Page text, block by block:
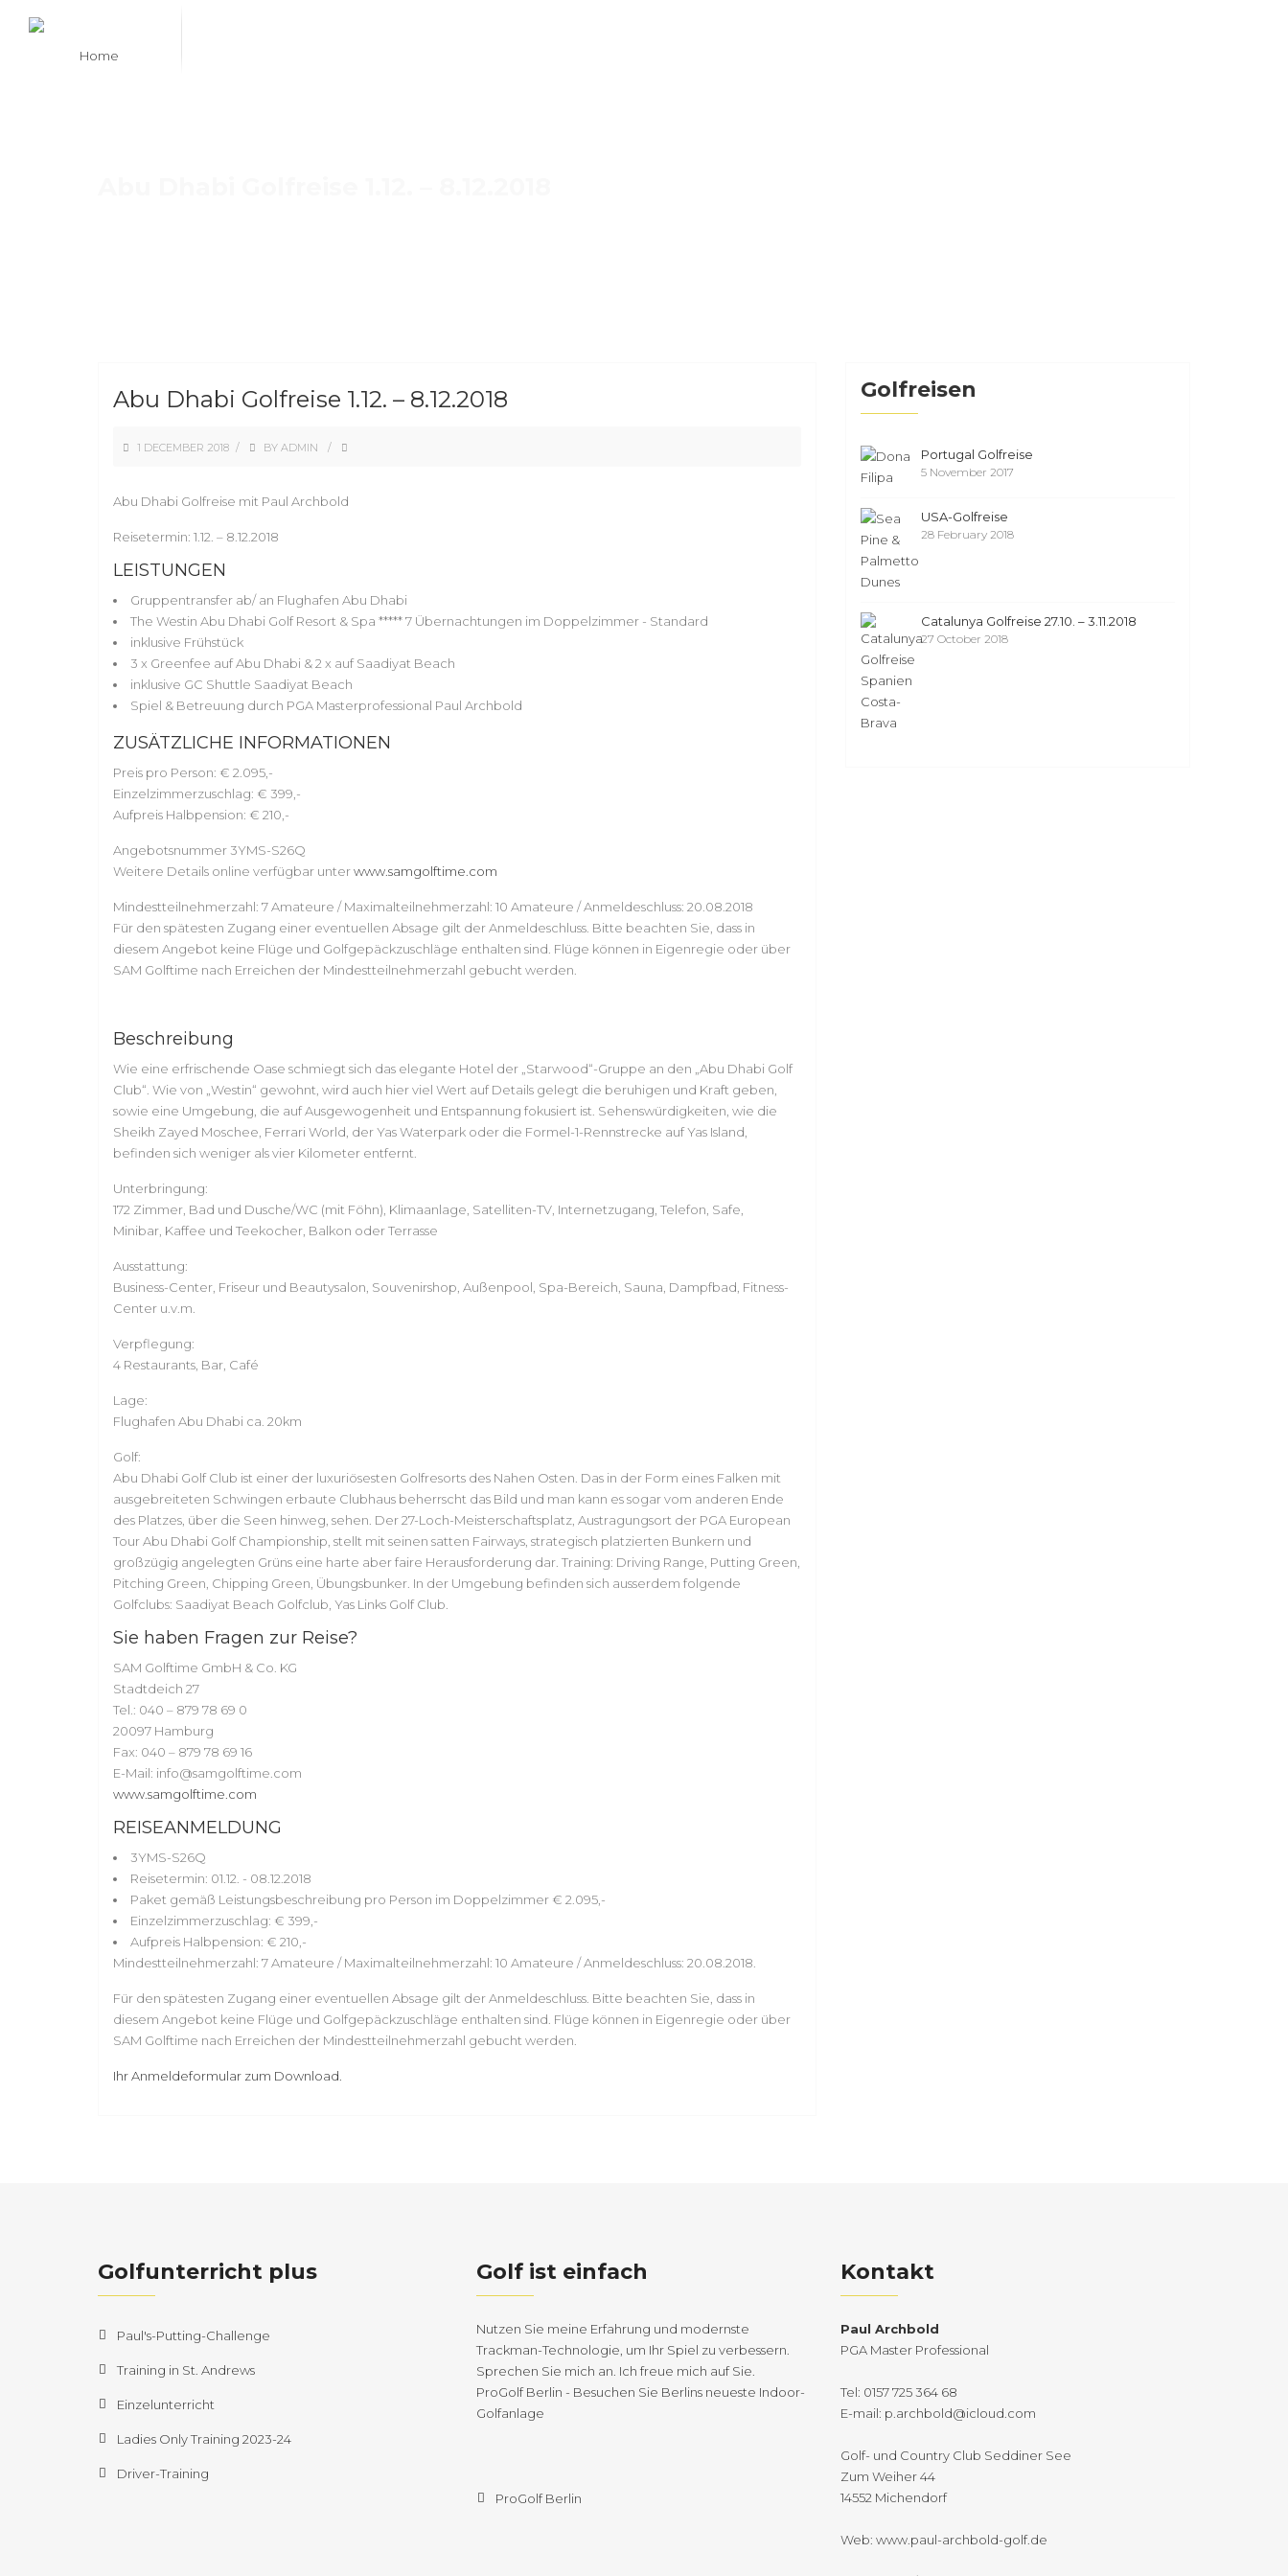
Abu Dhabi Golfreise 1.12. – 8.12.2018
1 DECEMBER 2018 BY ADMIN
Abu Dhabi Golfreise mit Paul Archbold
Reisetermin: 1.12. – 8.12.2018
LEISTUNGEN
Gruppentransfer ab/ an Flughafen Abu Dhabi
The Westin Abu Dhabi Golf Resort & Spa ***** 7 Übernachtungen im Doppelzimmer - Standard
inklusive Frühstück
3 x Greenfee auf Abu Dhabi & 2 x auf Saadiyat Beach
inklusive GC Shuttle Saadiyat Beach
Spiel & Betreuung durch PGA Masterprofessional Paul Archbold
ZUSÄTZLICHE INFORMATIONEN
Preis pro Person: € 2.095,-
Einzelzimmerzuschlag: € 399,-
Aufpreis Halbpension: € 210,-
Angebotsnummer 3YMS-S26Q
Weitere Details online verfügbar unterwww.samgolftime.com
Mindestteilnehmerzahl: 7 Amateure / Maximalteilnehmerzahl: 10 Amateure / Anmeldeschluss: 20.08.2018
Für den spätesten Zugang einer eventuellen Absage gilt der Anmeldeschluss. Bitte beachten Sie, dass in
diesem Angebot keine Flüge und Golfgepäckzuschläge enthalten sind. Flüge können in Eigenregie oder über
SAM Golftime nach Erreichen der Mindestteilnehmerzahl gebucht werden.
Beschreibung
Wie eine erfrischende Oase schmiegt sich das elegante Hotel der „Starwood“-Gruppe an den „Abu Dhabi Golf
Club“. Wie von „Westin“ gewohnt, wird auch hier viel Wert auf Details gelegt die beruhigen und Kraft geben,
sowie eine Umgebung, die auf Ausgewogenheit und Entspannung fokusiert ist. Sehenswürdigkeiten, wie die
Sheikh Zayed Moschee, Ferrari World, der Yas Waterpark oder die Formel-1-Rennstrecke auf Yas Island,
befinden sich weniger als vier Kilometer entfernt.
Unterbringung:
172 Zimmer, Bad und Dusche/WC (mit Föhn), Klimaanlage, Satelliten-TV, Internetzugang, Telefon, Safe,
Minibar, Kaffee und Teekocher, Balkon oder Terrasse
Ausstattung:
Business-Center, Friseur und Beautysalon, Souvenirshop, Außenpool, Spa-Bereich, Sauna, Dampfbad, Fitness-
Center u.v.m.
Verpflegung:
4 Restaurants, Bar, Café
Lage:
Flughafen Abu Dhabi ca. 20km
Golf:
Abu Dhabi Golf Club ist einer der luxuriösesten Golfresorts des Nahen Osten. Das in der Form eines Falken mit
ausgebreiteten Schwingen erbaute Clubhaus beherrscht das Bild und man kann es sogar vom anderen Ende
des Platzes, über die Seen hinweg, sehen. Der 27-Loch-Meisterschaftsplatz, Austragungsort der PGA European
Tour Abu Dhabi Golf Championship, stellt mit seinen satten Fairways, strategisch platzierten Bunkern und
großzügig angelegten Grüns eine harte aber faire Herausforderung dar. Training: Driving Range, Putting Green,
Pitching Green, Chipping Green, Übungsbunker. In der Umgebung befinden sich ausserdem folgende
Golfclubs: Saadiyat Beach Golfclub, Yas Links Golf Club.
Sie haben Fragen zur Reise?
SAM Golftime GmbH & Co. KG
Stadtdeich 27
Tel.: 040 – 879 78 69 0
20097 Hamburg
Fax: 040 – 879 78 69 16
E-Mail: info@samgolftime.com
www.samgolftime.com
REISEANMELDUNG
3YMS-S26Q
Reisetermin: 01.12. - 08.12.2018
Paket gemäß Leistungsbeschreibung pro Person im Doppelzimmer € 2.095,-
Einzelzimmerzuschlag: € 399,-
Aufpreis Halbpension: € 210,-
Mindestteilnehmerzahl: 7 Amateure / Maximalteilnehmerzahl: 10 Amateure / Anmeldeschluss: 20.08.2018.
Für den spätesten Zugang einer eventuellen Absage gilt der Anmeldeschluss. Bitte beachten Sie, dass in
diesem Angebot keine Flüge und Golfgepäckzuschläge enthalten sind. Flüge können in Eigenregie oder über
SAM Golftime nach Erreichen der Mindestteilnehmerzahl gebucht werden.
Ihr Anmeldeformular zum Download.
Golfreisen
Portugal Golfreise
5 November 2017
USA-Golfreise
28 February 2018
Catalunya Golfreise 27.10. – 3.11.2018
27 October 2018
Golfunterricht plus
Paul's-Putting-Challenge
Training in St. Andrews
Einzelunterricht
Ladies Only Training 2023-24
Driver-Training
Golf ist einfach
Nutzen Sie meine Erfahrung und modernste
Trackman-Technologie, um Ihr Spiel zu verbessern.
Sprechen Sie mich an. Ich freue mich auf Sie.
ProGolf Berlin - Besuchen Sie Berlins neueste Indoor-
Golfanlage
ProGolf Berlin
Kontakt
Paul Archbold
PGA Master Professional
Tel: 0157 725 364 68
E-mail: p.archbold@icloud.com
Golf- und Country Club Seddiner See
Zum Weiher 44
14552 Michendorf
Web: www.paul-archbold-golf.de